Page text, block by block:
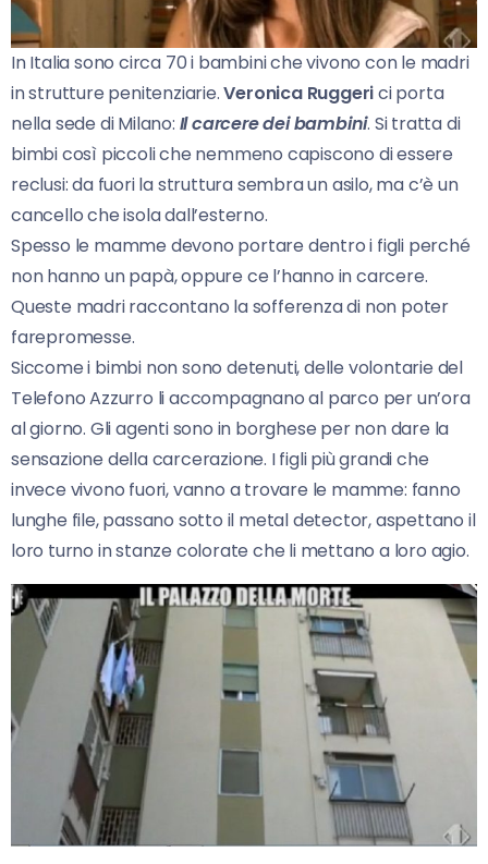
In Italia sono circa 70 i bambini che vivono con le madri
in strutture penitenziarie.Veronica Ruggerici porta
nella sede di Milano: Il carcere dei bambini. Si tratta di
bimbi così piccoli che nemmeno capiscono di essere
reclusi: da fuori la struttura sembra un asilo, ma c’è un
cancello che isola dall’esterno.
Spesso le mamme devono portare dentro i figli perché
non hanno un papà, oppure ce l’hanno in carcere.
Queste madri raccontano la sofferenza di non poter
farepromesse.
Siccome i bimbi non sono detenuti, delle volontarie del
Telefono Azzurro li accompagnano al parco per un’ora
al giorno. Gli agenti sono in borghese per non dare la
sensazione della carcerazione. I figli più grandi che
invece vivono fuori, vanno a trovare le mamme: fanno
lunghe file, passano sotto il metal detector, aspettano il
loro turno in stanze colorate che li mettano a loro agio.